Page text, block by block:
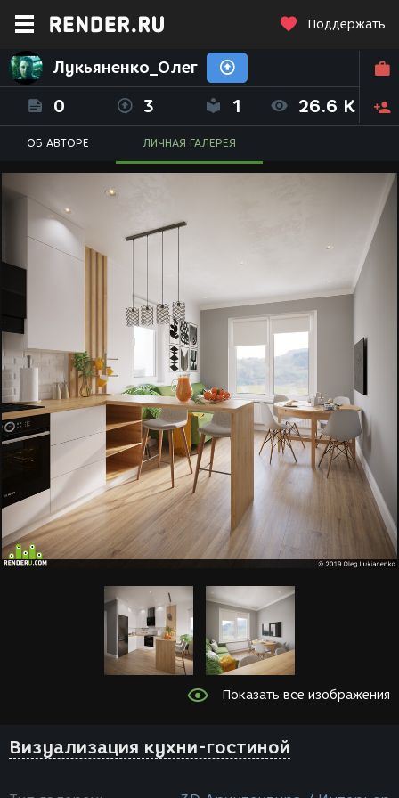
Поддержать
Лукьяненко_Олег
0 3 1 26.6 K
ОБ АВТОРЕ ЛИЧНАЯ ГАЛЕРЕЯ
Показать все изображения
Визуализация кухни-гостиной